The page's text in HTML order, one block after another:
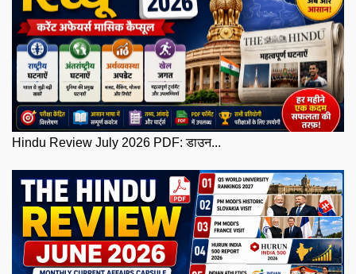
Hindu Review July 2026 PDF: डाउन...